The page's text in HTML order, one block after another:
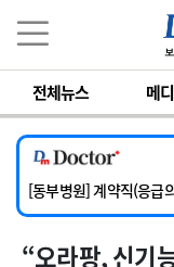
전체뉴스 메
[서울아산병원] 2026년
[영남대학교의료원] 마
[충남대학교병원] 소아
[동부병원] 계약직(응급
[이대목동병원] 하반기
[서울아산병원] 2026년
“오라팡, 신기